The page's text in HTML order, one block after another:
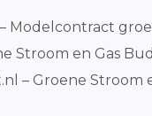
Modelcontract
Stroom en Gas
– Groene Stroom